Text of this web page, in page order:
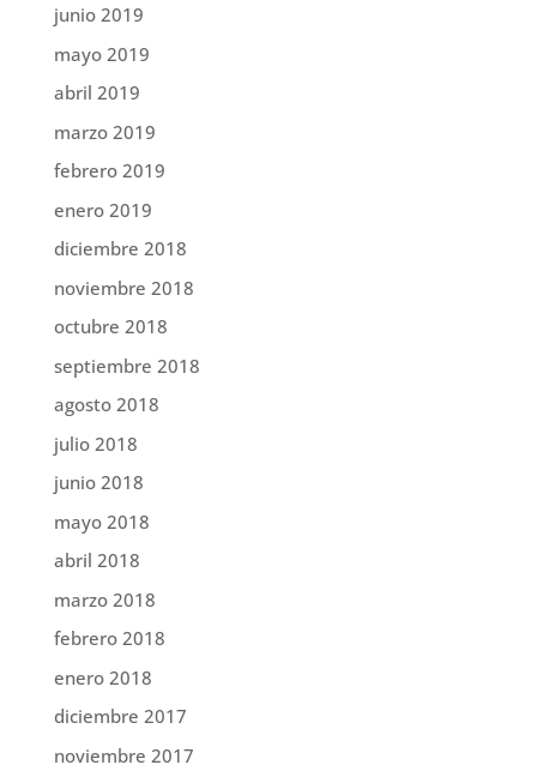
junio 2019
mayo 2019
abril 2019
marzo 2019
febrero 2019
enero 2019
diciembre 2018
noviembre 2018
octubre 2018
septiembre 2018
agosto 2018
julio 2018
junio 2018
mayo 2018
abril 2018
marzo 2018
febrero 2018
enero 2018
diciembre 2017
noviembre 2017